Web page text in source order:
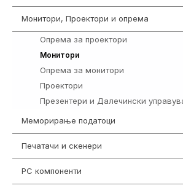
Монитори, Проектори и опрема
Опрема за проектори
Монитори
Опрема за монитори
Проектори
Презентери и Далечински
Меморирање податоци
Печатачи и скенери
PC компоненти